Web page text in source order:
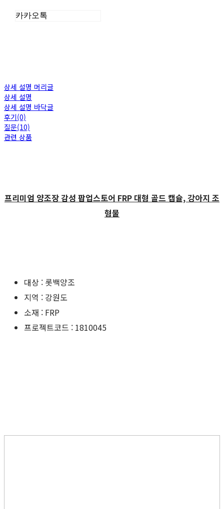
카카오톡
상세 설명 머리글
상세 설명
상세 설명 바닥글
후기(0)
질문(10)
관련 상품
프리미엄 양조장 감성 팝업스토어 FRP 대형 골드 캡슐, 강아지 조
형물
대상 : 롯백양조
지역 : 강원도
소재 : FRP
프로젝트코드 : 1810045